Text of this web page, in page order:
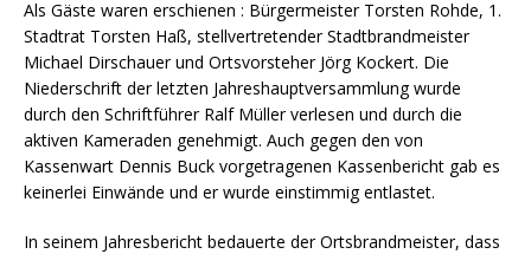
Als Gäste waren erschienen : Bürgermeister Torsten Rohde, 1.
Stadtrat Torsten Haß, stellvertretender Stadtbrandmeister
Michael Dirschauer und Ortsvorsteher Jörg Kockert. Die
Niederschrift der letzten Jahreshauptversammlung wurde
durch den Schriftführer Ralf Müller verlesen und durch die
aktiven Kameraden genehmigt. Auch gegen den von
Kassenwart Dennis Buck vorgetragenen Kassenbericht gab es
keinerlei Einwände und er wurde einstimmig entlastet.
In seinem Jahresbericht bedauerte der Ortsbrandmeister, dass